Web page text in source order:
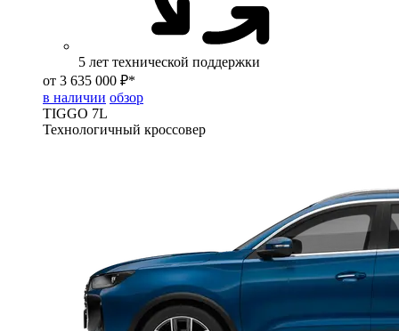
5 лет технической поддержки
от 3 635 000 ₽*
в наличии обзор
TIGGO 7L
Технологичный кроссовер